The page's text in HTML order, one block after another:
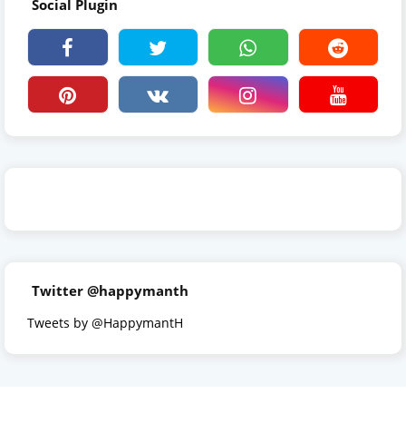
Social Plugin
Twitter @happymanth
Tweets by @HappymantH